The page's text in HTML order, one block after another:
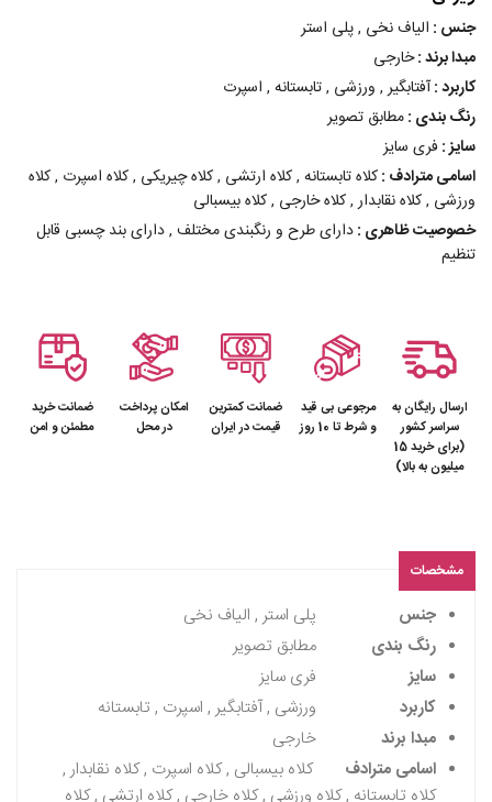
جنس : الیاف نخی , پلی استر
مبدا برند :خارجی
کاربرد :آفتابگیر , ورزشی , تابستانه , اسپرت
رنگ بندی :مطابق تصویر
سایز : فری سایز
اسامی مترادف :کلاه تابستانه , کلاه ارتشی , کلاه چیریکی , کلاه اسپرت , کلاه
ورزشی , کلاه نقابدار , کلاه خارجی , کلاه بیسبالی
خصوصیت ظاهری :دارای طرح و رنگبندی مختلف , دارای بند چسبی قابل
تنظیم
ارسال رایگان به
سراسر کشور
(برای خرید 15
میلیون به بالا)
مرجوعی بی قید
و شرط تا 10 روز
ضمانت کمترین
قیمت در ایران
امکان پرداخت
در محل
ضمانت خرید
مطمئن و امن
مشخصات
جنس
پلی استر , الیاف نخی
رنگ بندی
مطابق تصویر
سایز
فری سایز
کاربرد
ورزشی , آفتابگیر , اسپرت , تابستانه
مبدا برند
خارجی
اسامی مترادف
کلاه بیسبالی , کلاه اسپرت , کلاه نقابدار ,
کلاه تابستانه , کلاه ورزشی , کلاه خارجی , کلاه ارتشی , کلاه